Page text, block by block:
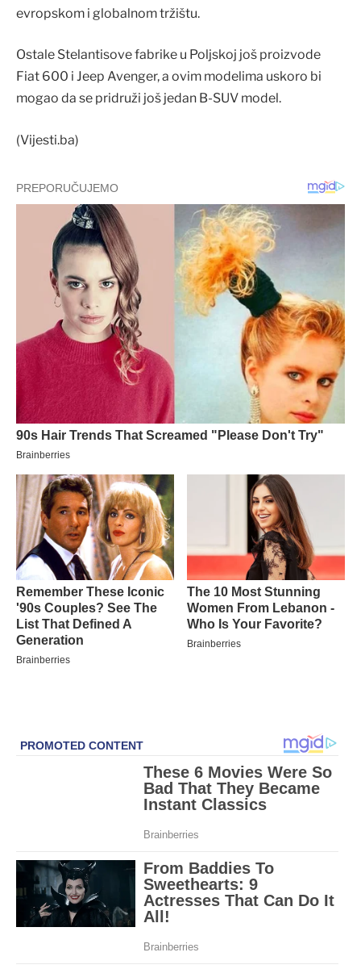
evropskom i globalnom tržištu.
Ostale Stelantisove fabrike u Poljskoj još proizvode
Fiat 600 i Jeep Avenger, a ovim modelima uskoro bi
mogao da se pridruži još jedan B-SUV model.
(Vijesti.ba)